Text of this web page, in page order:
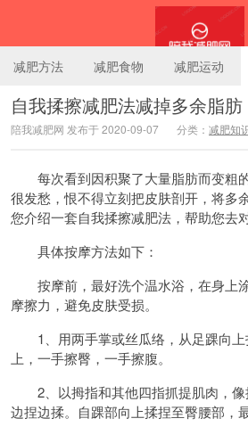
陪我减肥网
减肥方法 减肥食物 减肥运动
自我揉擦减肥法减掉多余脂肪
陪我减肥网 发布于 2020-09-07 分类： 减肥知
每次看到因积聚了大量脂肪而变粗
很发愁，恨不得立刻把皮肤剖开，将多
您介绍一套自我揉擦减肥法，帮助您去
具体按摩方法如下：
按摩前，最好洗个温水浴，在身上
摩擦力，避免皮肤受损。
1、用两手掌或丝瓜络，从足踝向上
上，一手擦臀，一手擦腹。
2、以拇指和其他四指抓提肌肉，像
边捏边揉。自踝部向上揉捏至臀腰部，